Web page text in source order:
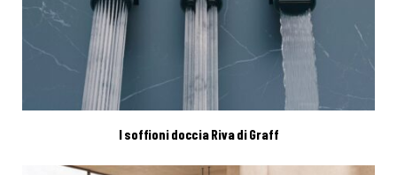
I soffioni doccia Riva di Graff